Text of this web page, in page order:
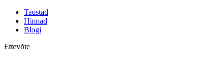
Taustad
Hinnad
Blogi
Ettevõte